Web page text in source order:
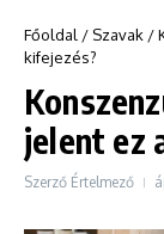
Főoldal / Szavak /
kifejezés?
jelent ez
Szerző Értelmező